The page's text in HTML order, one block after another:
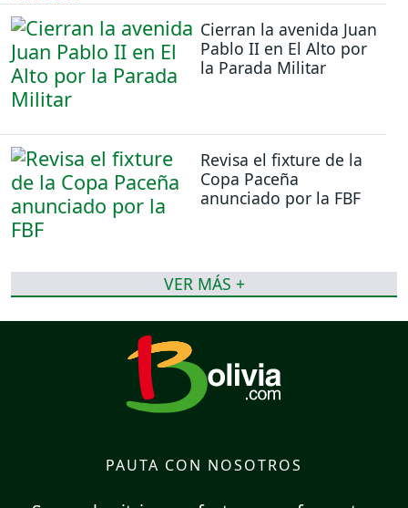
Cierran la avenida Juan
Pablo II en El Alto por
la Parada Militar
Revisa el fixture de la
Copa Paceña
anunciado por la FBF
VER MÁS +
PAUTA CON NOSOTROS